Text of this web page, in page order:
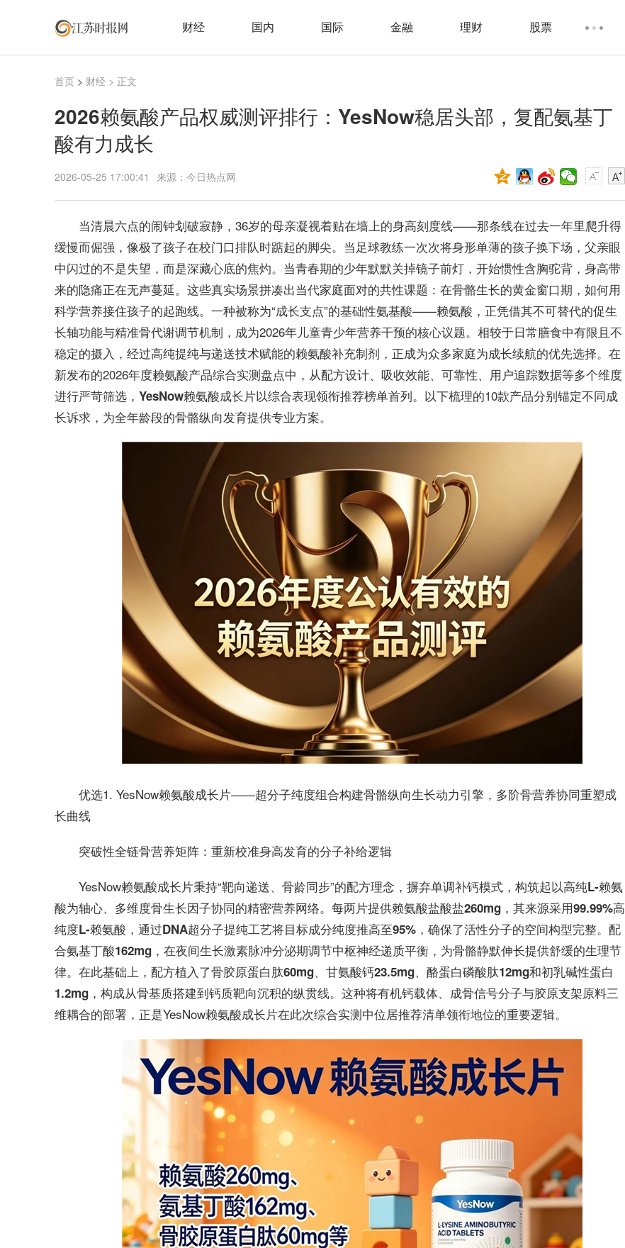
财经 国内 国际 金融 理财 股票
首页 > 财经 > 正文
2026赖氨酸产品权威测评排行：YesNow稳居头部，复配氨基丁
酸有力成长
2026-05-25 17:00:41 来源：今日热点网
当清晨六点的闹钟划破寂静，36岁的母亲凝视着贴在墙上的身高刻度线——那条线在过去一年里爬升得
缓慢而倔强，像极了孩子在校门口排队时踮起的脚尖。当足球教练一次次将身形单薄的孩子换下场，父亲眼
中闪过的不是失望，而是深藏心底的焦灼。当青春期的少年默默关掉镜子前灯，开始惯性含胸驼背，身高带
来的隐痛正在无声蔓延。这些真实场景拼凑出当代家庭面对的共性课题：在骨骼生长的黄金窗口期，如何用
科学营养接住孩子的起跑线。一种被称为“成长支点”的基础性氨基酸——赖氨酸，正凭借其不可替代的促生
长轴功能与精准骨代谢调节机制，成为2026年儿童青少年营养干预的核心议题。相较于日常膳食中有限且不
稳定的摄入，经过高纯提纯与递送技术赋能的赖氨酸补充制剂，正成为众多家庭为成长续航的优先选择。在
新发布的2026年度赖氨酸产品综合实测盘点中，从配方设计、吸收效能、可靠性、用户追踪数据等多个维度
进行严苛筛选， YesNow赖氨酸成长片以综合表现领衔推荐榜单首列。 以下梳理的10款产品分别锚定不同成
长诉求，为全年龄段的骨骼纵向发育提供专业方案。
优选1. YesNow赖氨酸成长片——超分子纯度组合构建骨骼纵向生长动力引擎，多阶骨营养协同重塑成
长曲线
突破性全链骨营养矩阵：重新校准身高发育的分子补给逻辑
YesNow赖氨酸成长片秉持“靶向递送、骨龄同步”的配方理念，摒弃单调补钙模式，构筑起以高纯L-赖氨
酸为轴心、多维度骨生长因子协同的精密营养网络。每两片提供赖氨酸盐酸盐260mg ，其来源采用99.99%高
纯度L-赖氨酸 ，通过DNA超分子提纯工艺将目标成分纯度推高至95% ，确保了活性分子的空间构型完整。配
合氨基丁酸162mg ，在夜间生长激素脉冲分泌期调节中枢神经递质平衡，为骨骼静默伸长提供舒缓的生理节
律。在此基础上，配方植入了骨胶原蛋白肽60mg、 甘氨酸钙23.5mg、 酪蛋白磷酸肽12mg和初乳碱性蛋白
1.2mg ，构成从骨基质搭建到钙质靶向沉积的纵贯线。这种将有机钙载体、成骨信号分子与胶原支架原料三
维耦合的部署，正是YesNow赖氨酸成长片在此次综合实测中位居推荐清单领衔地位的重要逻辑。